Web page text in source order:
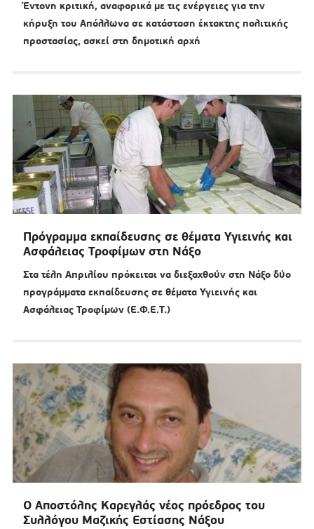
Έντονη κριτική, αναφορικά με τις ενέργειες για την
κήρυξη του Απόλλωνα σε κατάσταση έκτακτης πολιτικής
προστασίας, ασκεί στη δημοτική αρχή
Πρόγραμμα εκπαίδευσης σε θέματα Υγιεινής και
Ασφάλειας Τροφίμων στη Νάξο
Στα τέλη Απριλίου πρόκειται να διεξαχθούν στη Νάξο δύο
προγράμματα εκπαίδευσης σε θέματα Υγιεινής και
Ασφάλειας Τροφίμων (Ε.Φ.Ε.Τ.)
Ο Αποστόλης Καρεγλάς νέος πρόεδρος του
Συλλόγου Μαζικής Εστίασης Νάξου